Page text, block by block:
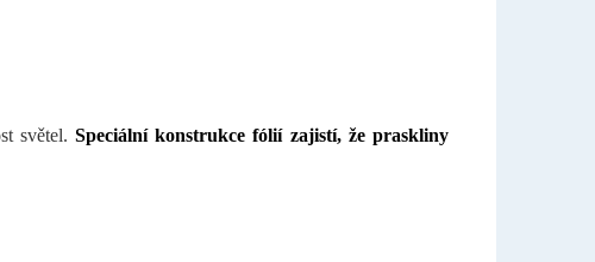
světel.Speciální konstrukce fólií zajistí, že praskliny